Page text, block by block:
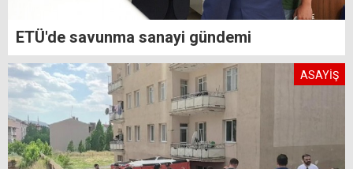
ETÜ'de savunma sanayi gündemi
ASAYİŞ